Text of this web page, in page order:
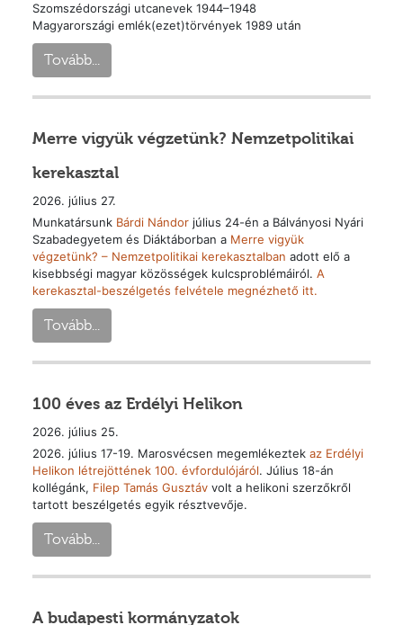
Szomszédországi utcanevek 1944–1948
Magyarországi emlék(ezet)törvények 1989 után
Tovább...
Merre vigyük végzetünk? Nemzetpolitikai
kerekasztal
2026. július 27.
Munkatársunk Bárdi Nándorjúlius 24-én a Bálványosi Nyári
Szabadegyetem és Diáktáborban a Merre vigyük
végzetünk? – Nemzetpolitikai kerekasztalban adott elő a
kisebbségi magyar közösségek kulcsproblémáiról. A
kerekasztal-beszélgetés felvétele megnézhető itt.
Tovább...
100 éves az Erdélyi Helikon
2026. július 25.
2026. július 17-19. Marosvécsen megemlékeztek az Erdélyi
Helikon létrejöttének 100. évfordulójáról. Július 18-án
kollégánk, Filep Tamás Gusztávvolt a helikoni szerzőkről
tartott beszélgetés egyik résztvevője.
Tovább...
A budapesti kormányzatok